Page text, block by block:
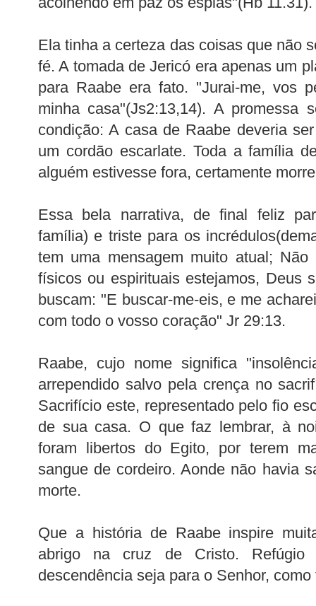
Ela tinha a certeza das coisas que não
fé. A tomada de Jericó era apenas um
para Raabe era fato. "Jurai-me, vos
minha casa"(Js2:13,14). A promessa
condição: A casa de Raabe deveriaser
um cordão escarlate. Toda a família
alguém estivesse fora, certamente
Essa bela narrativa, de final feliz
família) e triste para os
tem uma mensagem muito atual; Não
físicos ou espirituais estejamos, Deus
buscam: "E buscar-me-eis, e me
com todo o vosso coração" Jr 29:13.
Raabe, cujo nome significa
arrependido salvo pela crença no
Sacrifício este, representado pelo fio
de sua casa. O que faz lembrar, à
foram libertos do Egito, por terem
sangue de cordeiro. Aonde não havia
morte.
Que a história de Raabeinspire
abrigo na cruz de Cristo. Refúgio
descendência seja para o Senhor,